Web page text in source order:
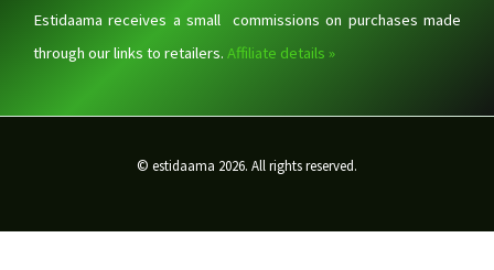
Estidaama receives a small commissions on purchases made
through our links to retailers. Affiliate details »
© estidaama 2026. All rights reserved.